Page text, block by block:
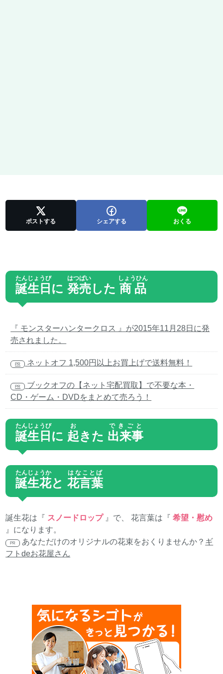
ポストする シェアする おくる
誕生日
たんじょうび
に発売
はつばい
した商品
しょうひん
『 モンスターハンタークロス 』が2015年11月28日に発
売されました。
PR ネットオフ 1,500円以上お買上げで送料無料！
PR
ブックオフの【ネット宅配買取】で不要な本・
CD・ゲーム・DVDをまとめて売ろう！
誕生日
たんじょうび
に 起
お
きた 出来事
できごと
誕生花
たんじょうか
と花言葉
はなことば
誕生花は『 スノードロップ』で、 花言葉は『希望・慰め
』になります。
PR あなただけのオリジナルの花束をおくりませんか？ ギ
フトdeお花屋さん